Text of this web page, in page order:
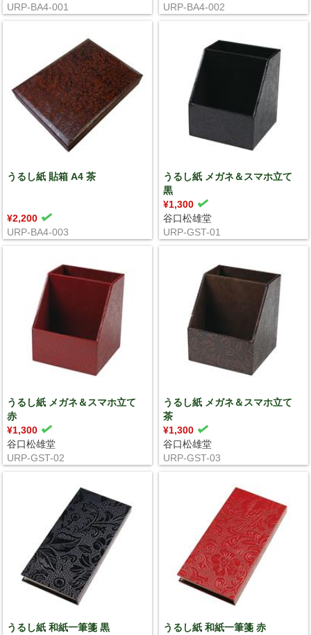
URP-BA4-001
URP-BA4-002
うるし紙 貼箱 A4 茶
¥2,200
URP-BA4-003
うるし紙 メガネ＆スマホ立て
黒
¥1,300
谷口松雄堂
URP-GST-01
うるし紙 メガネ＆スマホ立て
赤
¥1,300
谷口松雄堂
URP-GST-02
うるし紙 メガネ＆スマホ立て
茶
¥1,300
谷口松雄堂
URP-GST-03
うるし紙 和紙一筆箋 黒
うるし紙 和紙一筆箋 赤